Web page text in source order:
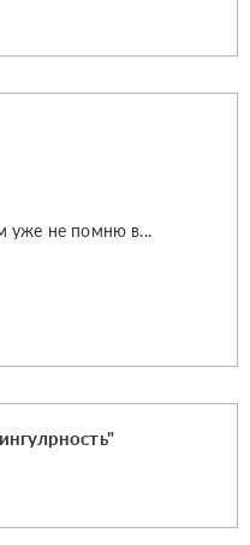
уже не помню в...